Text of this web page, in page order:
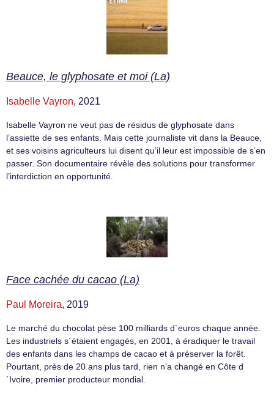
Beauce, le glyphosate et moi (La)
Isabelle Vayron, 2021
Isabelle Vayron ne veut pas de résidus de glyphosate dans
l’assiette de ses enfants. Mais cette journaliste vit dans la Beauce,
et ses voisins agriculteurs lui disent qu’il leur est impossible de s’en
passer. Son documentaire révèle des solutions pour transformer
l’interdiction en opportunité.
Face cachée du cacao (La)
Paul Moreira, 2019
Le marché du chocolat pèse 100 milliards d´euros chaque année.
Les industriels s´étaient engagés, en 2001, à éradiquer le travail
des enfants dans les champs de cacao et à préserver la forêt.
Pourtant, près de 20 ans plus tard, rien n’a changé en Côte d
´Ivoire, premier producteur mondial.